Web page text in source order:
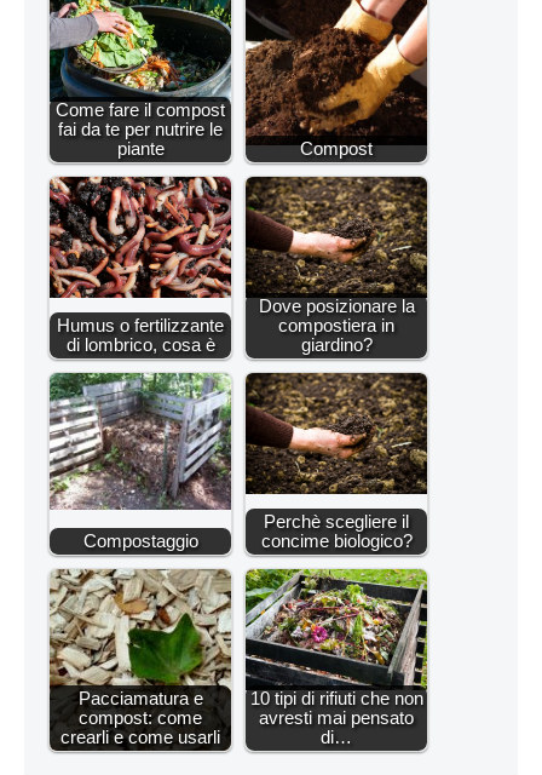
Come fare il compost
fai da te per nutrire le
piante
Compost
Humus o fertilizzante
di lombrico, cosa è
Dove posizionare la
compostiera in
giardino?
Compostaggio
Perchè scegliere il
concime biologico?
Pacciamatura e
compost: come
crearli e come usarli
10 tipi di rifiuti che non
avresti mai pensato
di…